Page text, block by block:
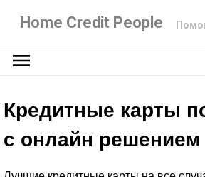
Home Credit People
Кредитные карты
с онлайн решением